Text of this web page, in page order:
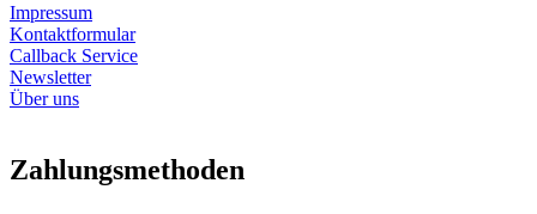
Impressum
Kontaktformular
Callback Service
Newsletter
Über uns
Zahlungsmethoden